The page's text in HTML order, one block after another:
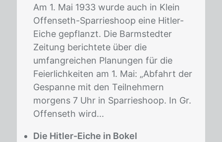
Am 1. Mai 1933 wurde auch in Klein
Offenseth-Sparrieshoop eine Hitler-
Eiche gepflanzt. Die Barmstedter
Zeitung berichtete über die
umfangreichen Planungen für die
Feierlichkeiten am 1. Mai: „Abfahrt der
Gespanne mit den Teilnehmern
morgens 7 Uhr in Sparrieshoop. In Gr.
Offenseth wird...
Die Hitler-Eiche in Bokel